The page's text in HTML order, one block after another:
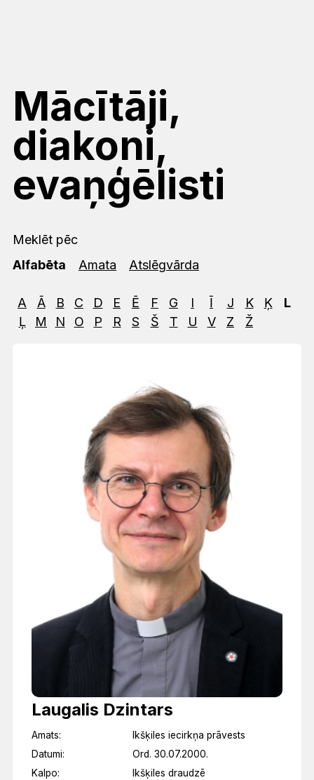
Mācītāji,
diakoni,
evaņģēlisti
Meklēt pēc
Alfabēta
Amata Atslēgvārda
A Ā B C D E Ē F G I Ī J K Ķ
L
Ļ
M N O P R S Š T U V Z Ž
Laugalis Dzintars
Amats:
Ikšķiles iecirkņa prāvests
Datumi:
Ord. 30.07.2000.
Kalpo:
Ikšķiles draudzē